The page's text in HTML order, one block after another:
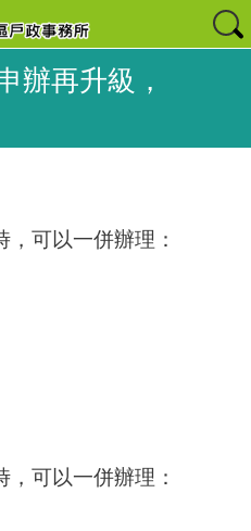
辦再升級，
可以一併辦理：
可以一併辦理：